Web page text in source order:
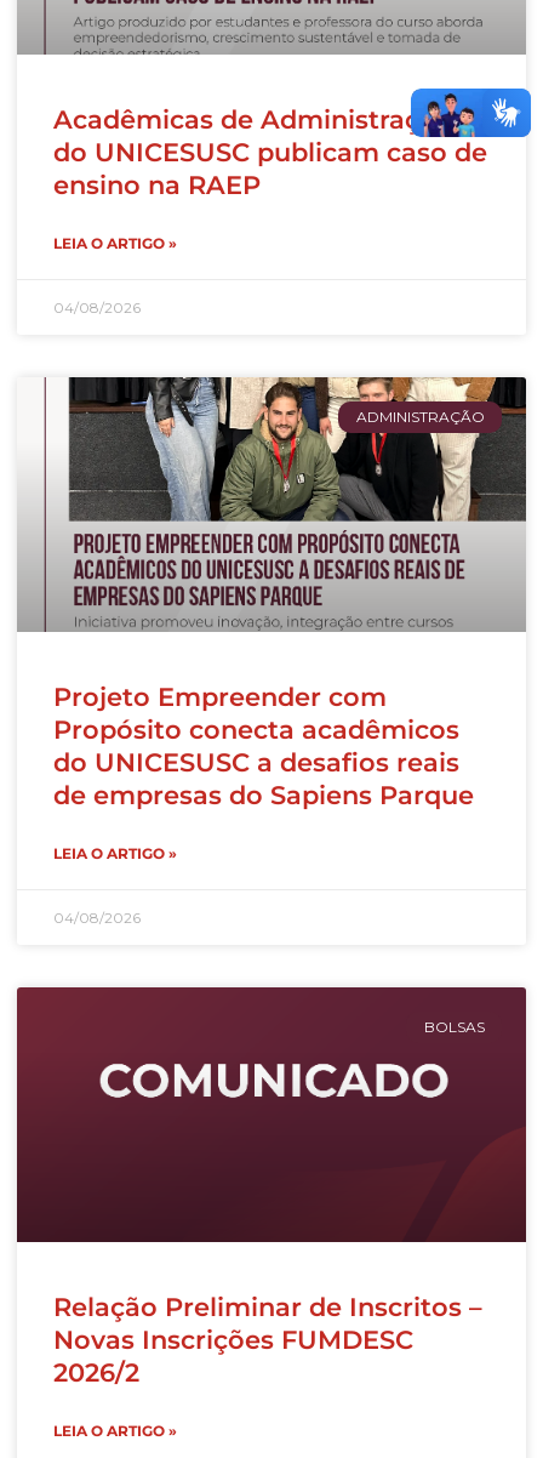
Acadêmicas de Administração
do UNICESUSC publicam caso de
ensino na RAEP
LEIA O ARTIGO »
04/08/2026
ADMINISTRAÇÃO
Projeto Empreender com
Propósito conecta acadêmicos
do UNICESUSC a desafios reais
de empresas do Sapiens Parque
LEIA O ARTIGO »
04/08/2026
BOLSAS
Relação Preliminar de Inscritos –
Novas Inscrições FUMDESC
2026/2
LEIA O ARTIGO »